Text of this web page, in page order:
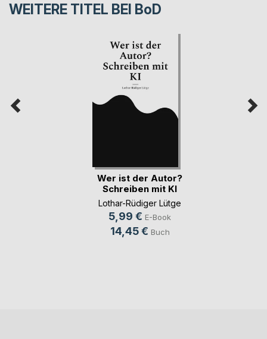
WEITERE TITEL BEI BoD
Wer ist der Autor?
Schreiben mit KI
Lothar-Rüdiger Lütge
5,99 € E-Book
14,45 € Buch